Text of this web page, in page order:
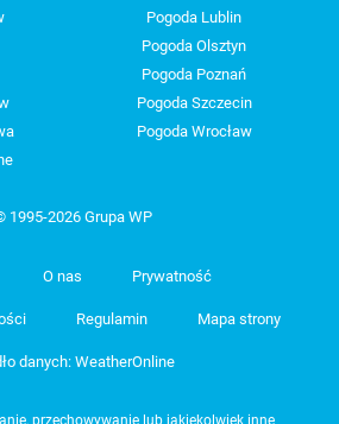
Pogoda Lublin
Pogoda Olsztyn
Pogoda Poznań
Pogoda Szczecin
Pogoda Wrocław
1995-2026 Grupa WP
O nas Prywatność
Regulamin Mapa strony
danych: WeatherOnline
przechowywanie lub jakiekolwiek inne